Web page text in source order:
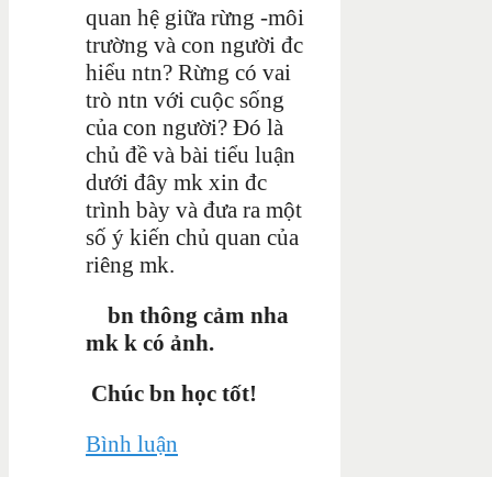
quan hệ giữa rừng -môi
trường và con người đc
hiểu ntn? Rừng có vai
trò ntn với cuộc sống
của con người? Đó là
chủ đề và bài tiểu luận
dưới đây mk xin đc
trình bày và đưa ra một
số ý kiến chủ quan của
riêng mk.
bn thông cảm nha
mk k có ảnh.
Chúc bn học tốt!
Bình luận